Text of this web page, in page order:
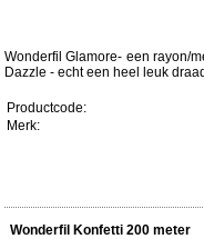
Wonderfil Glamore- een rayon/
Dazzle - echt een heel leuk
Productcode:
Merk:
Wonderfil Konfetti 200 meter